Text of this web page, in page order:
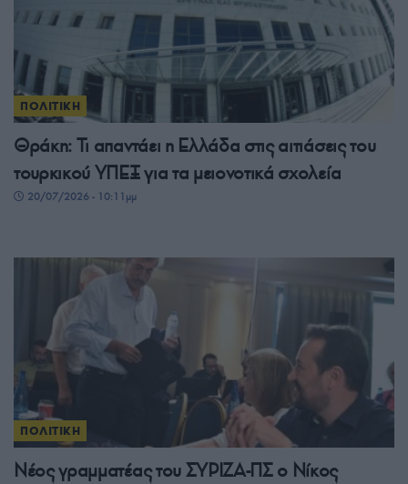
ΠΟΛΙΤΙΚΗ
Θράκη: Τι απαντάει η Ελλάδα στις αιτιάσεις του
τουρκικού ΥΠΕΞ για τα μειονοτικά σχολεία
20/07/2026 - 10:11μμ
ΠΟΛΙΤΙΚΗ
Νέος γραμματέας του ΣΥΡΙΖΑ-ΠΣ ο Νίκος